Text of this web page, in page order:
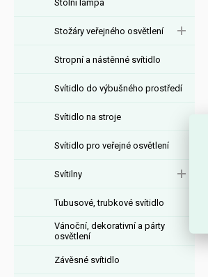
Stolní lampa
Stožáry veřejného osvětlení
Stropní a nástěnné svítidlo
Svítidlo do výbušného prostředí
Svítidlo na stroje
Svítidlo pro veřejné osvětlení
Svítilny
Tubusové, trubkové svítidlo
Vánoční, dekorativní a párty
osvětlení
Závěsné svítidlo